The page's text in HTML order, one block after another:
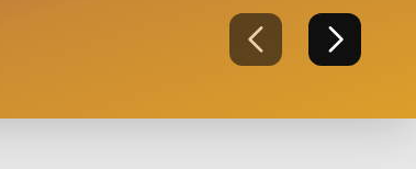
上一張 下一張